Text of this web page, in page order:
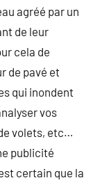
agréé par un
de leur
cela de
de pavé et
qui inondent
vos
volets, etc…
publicité
certain que la